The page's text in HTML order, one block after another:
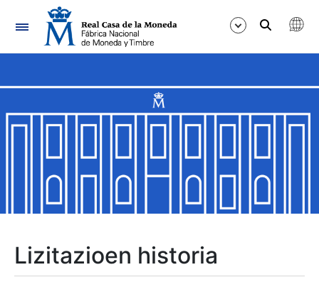
Nabigazioa
Erakutsi/Ezkutatu
Erakutsi/Ezkutatu
Erakutsi/Ezkutatu
Lizitazioen historia